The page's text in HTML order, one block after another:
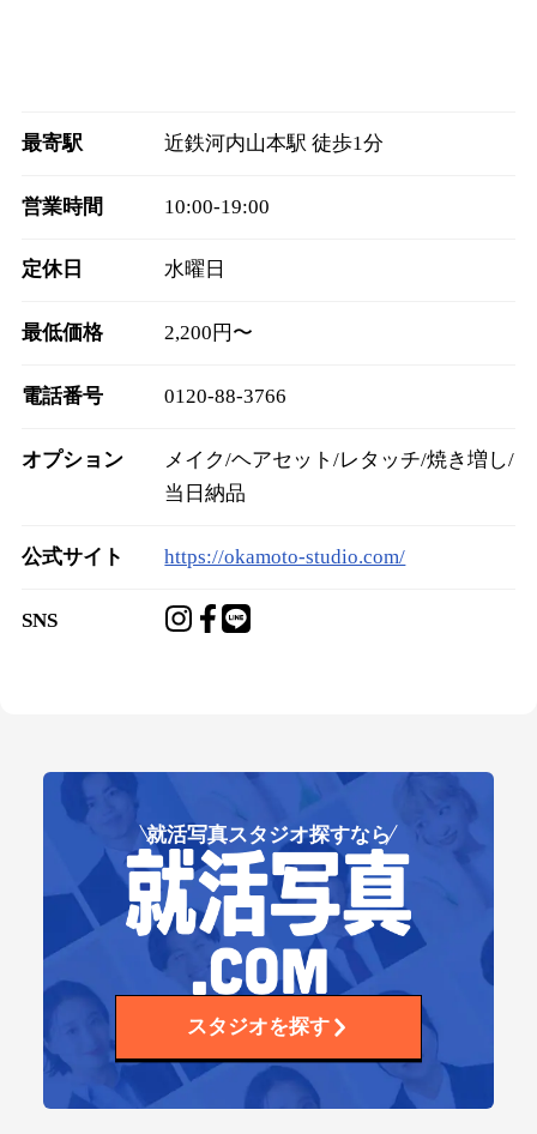
最寄駅 近鉄河内山本駅 徒歩1分
営業時間 10:00‐19:00
定休日 水曜日
最低価格 2,200円〜
電話番号 0120-88-3766
オプション
メイク/ヘアセット/レタッチ/焼き増し/
当日納品
公式サイト https://okamoto-studio.com/
SNS
就活写真スタジオ探すなら
スタジオを探す